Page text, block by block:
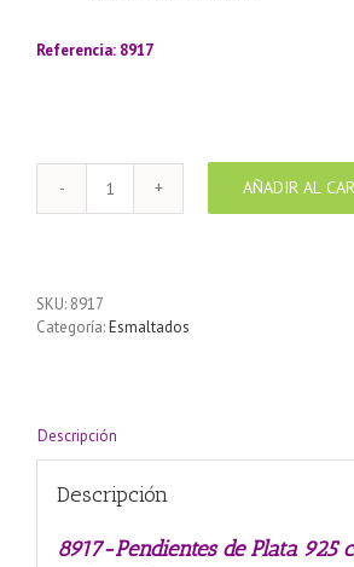
Referencia: 8917
8917-
Pendientes
esmalte
8
cantidad
AÑADIR AL
SKU: 8917
Categoría:Esmaltados
Descripción
Descripción
8917-Pendientes de Plata 925